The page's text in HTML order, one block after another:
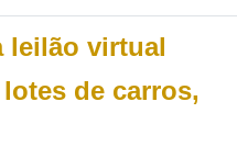
leilão virtual
de carros,